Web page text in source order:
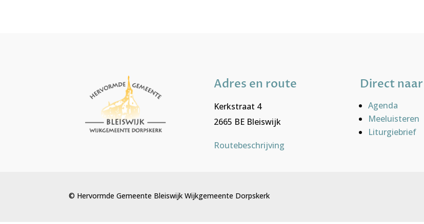
Adres en route
Kerkstraat 4
2665 BE Bleiswijk
Routebeschrijving
Direct naar
Agenda
Meeluisteren
Liturgiebrief
© Hervormde Gemeente Bleiswijk Wijkgemeente Dorpskerk